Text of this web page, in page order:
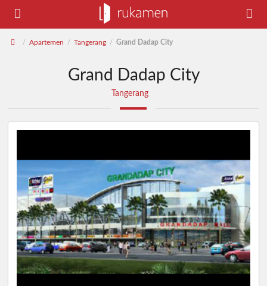
/ Apartemen / Tangerang / Grand Dadap City
Grand Dadap City
Tangerang